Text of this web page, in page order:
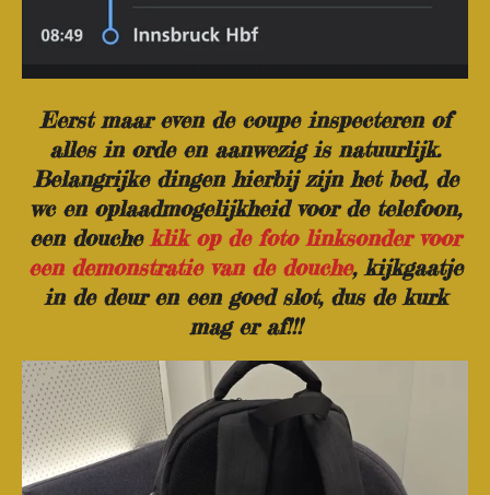
Eerst maar even de coupe inspecteren of
alles in orde en aanwezig is natuurlijk.
Belangrijke dingen hierbij zijn het bed, de
wc en oplaadmogelijkheid voor de telefoon,
een doucheklik op de foto linksonder voor
een demonstratie van de douche, kijkgaatje
in de deur en een goed slot, dus de kurk
mag er af!!!